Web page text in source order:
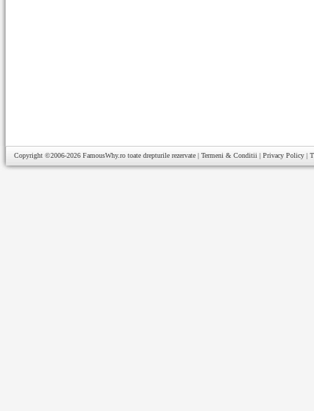
Copyright ©2006-2026 FamousWhy.ro toate drepturile rezervate | Termeni & Conditii | Privacy Policy |